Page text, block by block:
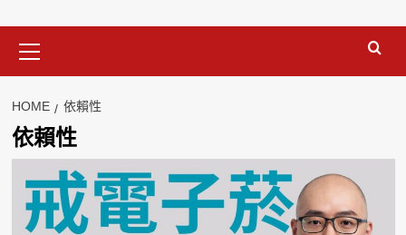
Menu
HOME 依賴性
依賴性